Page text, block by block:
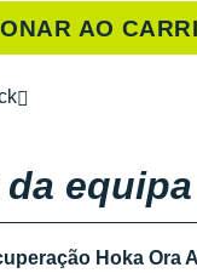
AO
Hoka Ora